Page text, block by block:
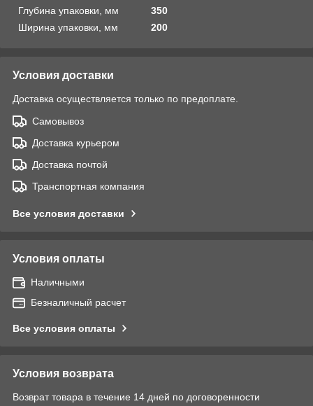
Глубина упаковки, мм
350
Ширина упаковки, мм
200
Условия доставки
Доставка осуществляется только по предоплате.
Самовывоз
Доставка курьером
Доставка почтой
Транспортная компания
Все условия доставки
Условия оплаты
Наличными
Безналичный расчет
Все условия оплаты
Условия возврата
Возврат товара в течение 14 дней по договоренности